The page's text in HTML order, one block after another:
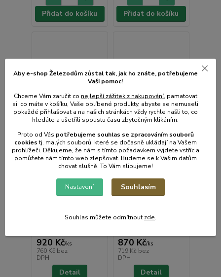
Přidat do košíku Přidat do košíku
Demižon holý
skleněný 54L
920 Kč/ks
760 Kč bez
DPH
Detail
1 hodnocení
skleněný 34L
870 Kč/ks
719 Kč bez
DPH
Detail
Aby e-shop Železodům zůstal tak, jak ho znáte, potřebujeme
Vaši pomoc!
Chceme Vám zaručit co nejlepší zážitek z nakupování, pamatovat
si, co máte v košíku, Vaše oblíbené produkty, abyste se nemuseli
pokaždé přihlašovat a na našich stránkách vždy rychle našli to, co
hledáte a ušetřili spoustu času zbytečným klikáním.
Proto od Vás potřebujeme souhlas se zpracováním souborů
cookiestj. malých souborů, které se dočasně ukládají na Vašem
prohlížeči. Děkujeme, že nám s tímto požadavkem vyjdete vstříc a
pomůžete nám tímto web zlepšovat. Budeme se k Vašim datům
chovat slušně. To Vám slibujeme!
Nastavení Souhlasím
Souhlas můžete odmítnout zde.